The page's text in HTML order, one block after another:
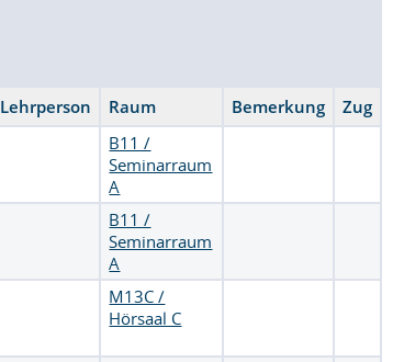
Lehrperson Raum Bemerkung
Zug
B11 /
Seminarraum
A
B11 /
Seminarraum
A
M13C /
Hörsaal C